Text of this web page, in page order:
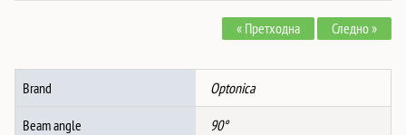
CHIP
RA>80
90°IP68
« Претходна Следно »
Brand Optonica
Beam angle 90°